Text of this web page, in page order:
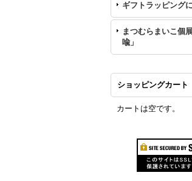
ギフトラッピング
まつむらまいこ個
喩」
ショッピングカート
カートは空です。